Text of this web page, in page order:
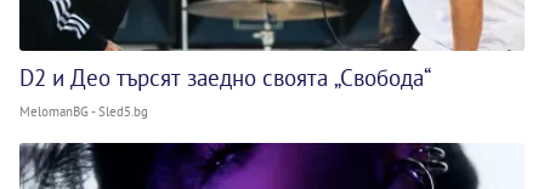
D2 и Део търсят заедно своята „Свобода“
MelomanBG - Sled5.bg